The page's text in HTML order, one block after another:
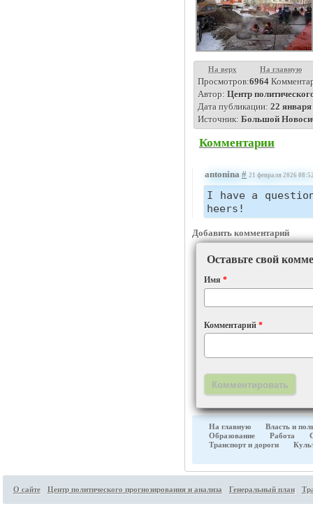
На верх На главную
Просмотров:6964
Автор: Центр
Дата публикации: 22
Источник: Большой
Комментарии
antonina # 21 февраля 2026
I have a
heers!
Добавить комментарий
Оставьте свой
Имя *
Комментарий *
На главную
Власть и
Образование
Работа
Транспорт и дороги
О сайте Центр политического прогнозирования и анализа Генеральный план